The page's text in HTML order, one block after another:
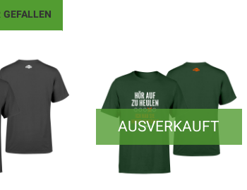
AUSVERKAUFT